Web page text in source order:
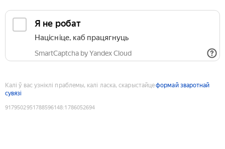
Я не робат
Націсніце, каб працягнуць
SmartCaptcha by Yandex Cloud
Калі ў вас узніклі праблемы, калі ласка, скарыстайцеформай зваротнай
сувязі
9179502951788596148:1786052694